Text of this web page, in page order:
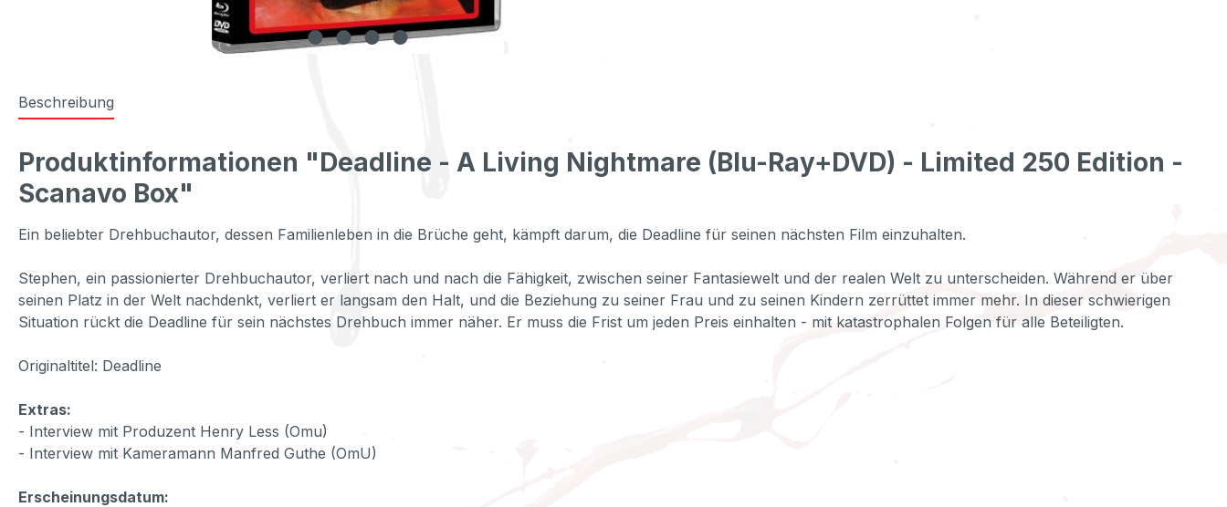
Beschreibung
Produktinformationen "Deadline - A Living Nightmare (Blu-Ray+DVD) - Limited 250 Edition -
Scanavo Box"
Ein beliebter Drehbuchautor, dessen Familienleben in die Brüche geht, kämpft darum, die Deadline für seinen nächsten Film einzuhalten.
Stephen, ein passionierter Drehbuchautor, verliert nach und nach die Fähigkeit, zwischen seiner Fantasiewelt und der realen Welt zu unterscheiden. Während er über
seinen Platz in der Welt nachdenkt, verliert er langsam den Halt, und die Beziehung zu seiner Frau und zu seinen Kindern zerrüttet immer mehr. In dieser schwierigen
Situation rückt die Deadline für sein nächstes Drehbuch immer näher. Er muss die Frist um jeden Preis einhalten - mit katastrophalen Folgen für alle Beteiligten.
Originaltitel: Deadline
Extras:
- Interview mit Produzent Henry Less (Omu)
- Interview mit Kameramann Manfred Guthe (OmU)
Erscheinungsdatum: